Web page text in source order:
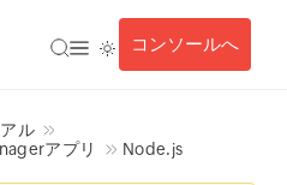
コンソールへ
ル
アプリ
Node.js